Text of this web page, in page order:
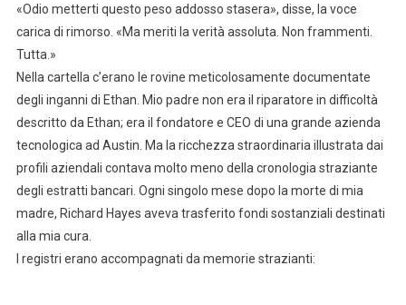
«Odio metterti questo peso addosso stasera», disse, la voce
carica di rimorso. «Ma meriti la verità assoluta. Non frammenti.
Tutta.»
Nella cartella c’erano le rovine meticolosamente documentate
degli inganni di Ethan. Mio padre non era il riparatore in difficoltà
descritto da Ethan; era il fondatore e CEO di una grande azienda
tecnologica ad Austin. Ma la ricchezza straordinaria illustrata dai
profili aziendali contava molto meno della cronologia straziante
degli estratti bancari. Ogni singolo mese dopo la morte di mia
madre, Richard Hayes aveva trasferito fondi sostanziali destinati
alla mia cura.
I registri erano accompagnati da memorie strazianti: